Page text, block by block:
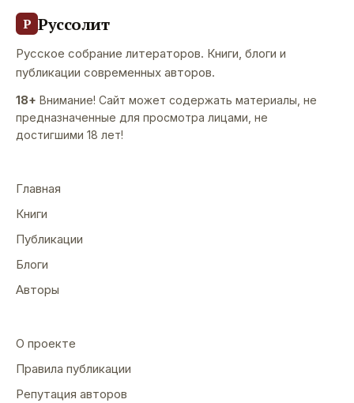
Р Руссолит
Русское собрание литераторов. Книги, блоги и
публикации современных авторов.
18+ Внимание! Сайт может содержать материалы, не
предназначенные для просмотра лицами, не
достигшими 18 лет!
Главная
Книги
Публикации
Блоги
Авторы
О проекте
Правила публикации
Репутация авторов